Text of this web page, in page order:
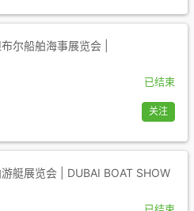
尔船舶海事展览会 |
已结束
关注
艇展览会 | DUBAI BOAT SHOW